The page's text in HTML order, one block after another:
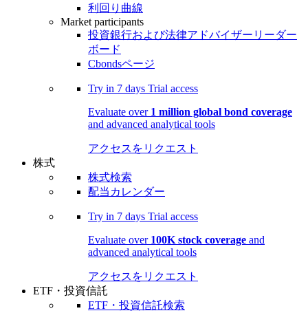
利回り曲線
Market participants
投資銀行および法律アドバイザーリーダー
ボード
Cbondsページ
Try in 7 days Trial access
Evaluate over 1 million global bond coverage
and advanced analytical tools
アクセスをリクエスト
株式
株式検索
配当カレンダー
Try in 7 days Trial access
Evaluate over 100K stock coverage and
advanced analytical tools
アクセスをリクエスト
ETF・投資信託
ETF・投資信託検索